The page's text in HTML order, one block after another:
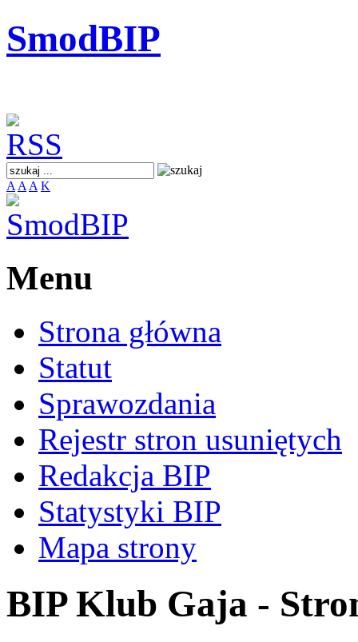
SmodBIP
A A A K
Menu
Strona główna
Statut
Sprawozdania
Rejestr stron usuniętych
Redakcja BIP
Statystyki BIP
Mapa strony
BIP Klub Gaja -